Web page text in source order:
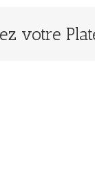
votre